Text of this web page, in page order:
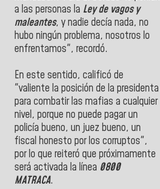
a las personas la Ley de vagos y
maleantes, y nadie decía nada, no
hubo ningún problema, nosotros lo
enfrentamos", recordó.
En este sentido, calificó de
"valiente la posición de la presidenta
para combatir las mafias a cualquier
nivel, porque no puede pagar un
policía bueno, un juez bueno, un
fiscal honesto por los corruptos",
por lo que reiteró que próximamente
será activada la línea 0800
MATRACA.